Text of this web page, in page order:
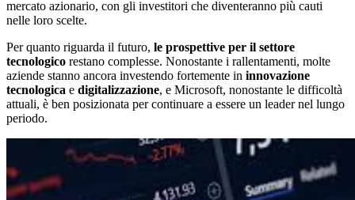
mercato azionario, con gli investitori che diventeranno più cauti
nelle loro scelte.
Per quanto riguarda il futuro, le prospettive per il settore
tecnologico restano complesse. Nonostante i rallentamenti, molte
aziende stanno ancora investendo fortemente in innovazione
tecnologica e digitalizzazione, e Microsoft, nonostante le difficoltà
attuali, è ben posizionata per continuare a essere un leader nel lungo
periodo.